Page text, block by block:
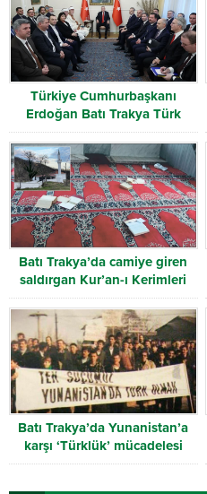
Türkiye Cumhurbaşkanı
Erdoğan Batı Trakya Türk
Heyetini kabul etti
Batı Trakya’da camiye giren
saldırgan Kur’an-ı Kerimleri
yırttı
Batı Trakya’da Yunanistan’a
karşı ‘Türklük’ mücadelesi